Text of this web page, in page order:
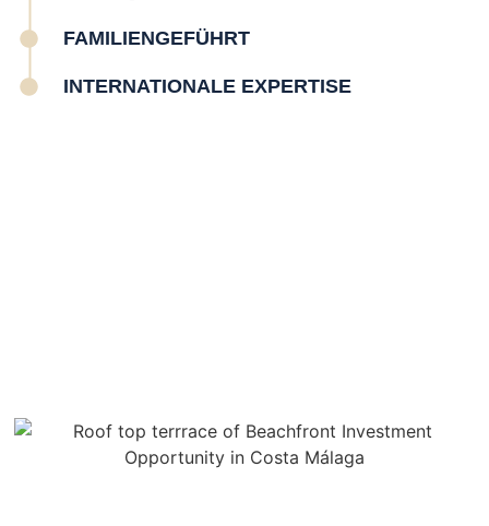
FAMILIENGEFÜHRT
INTERNATIONALE EXPERTISE